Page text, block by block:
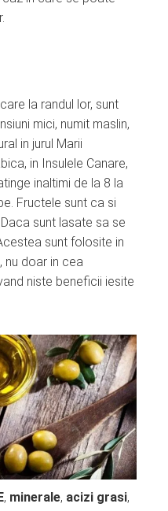
la randul lor, sunt
mici, numit maslin,
in jurul Marii
in Insulele Canare,
inaltimi de la 8 la
Fructele sunt ca si
sunt lasate sa se
sunt folosite in
nu doar in cea
niste beneficii iesite
, minerale, acizi grasi,